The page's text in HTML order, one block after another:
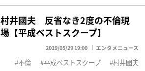
村井國夫 反省なき2度の不倫現
場【平成ベストスクープ】
2019/05/29 19:00 エンタメニュース
不倫 平成ベストスクープ 村井國夫